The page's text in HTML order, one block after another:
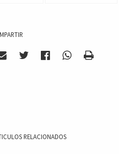
RELACIONADOS